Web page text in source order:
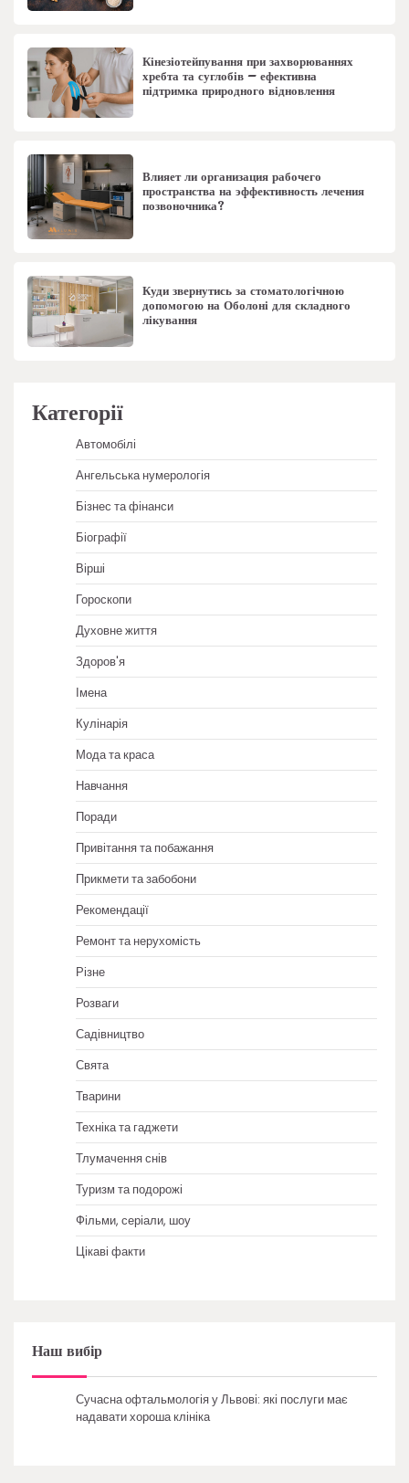
Кінезіотейпування при захворюваннях
хребта та суглобів – ефективна
підтримка природного відновлення
Влияет ли организация рабочего
пространства на эффективность лечения
позвоночника?
Куди звернутись за стоматологічною
допомогою на Оболоні для складного
лікування
Категорії
Автомобілі
Ангельська нумерологія
Бізнес та фінанси
Біографії
Вірші
Гороскопи
Духовне життя
Здоров'я
Імена
Кулінарія
Мода та краса
Навчання
Поради
Привітання та побажання
Прикмети та забобони
Рекомендації
Ремонт та нерухомість
Різне
Розваги
Садівництво
Свята
Тварини
Техніка та гаджети
Тлумачення снів
Туризм та подорожі
Фільми, серіали, шоу
Цікаві факти
Наш вибір
Сучасна офтальмологія у Львові: які послуги має
надавати хороша клініка